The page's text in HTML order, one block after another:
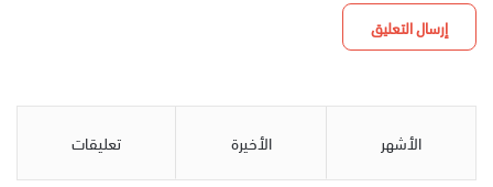
الأشهر الأخيرة تعليقات